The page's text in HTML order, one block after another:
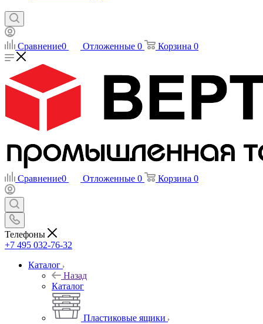
Сравнение0 Отложенные 0 Корзина 0
Сравнение0 Отложенные 0 Корзина 0
Телефоны
+7 495 032-76-32
Каталог
Назад
Каталог
Пластиковые ящики